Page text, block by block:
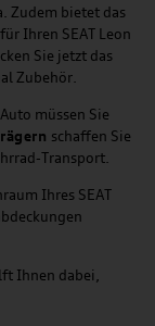
Zudem bietet das
für Ihren SEAT Leon
Sie jetzt das
Zubehör.
müssen Sie
schaffen Sie
Transport.
Ihres SEAT
Ihnen dabei,